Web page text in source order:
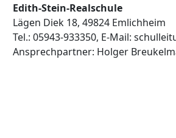
Edith-Stein-Realschule
Lägen Diek 18, 49824 Emlichheim
Tel.: 05943-933350, E-Mail:
Ansprechpartner: Holger